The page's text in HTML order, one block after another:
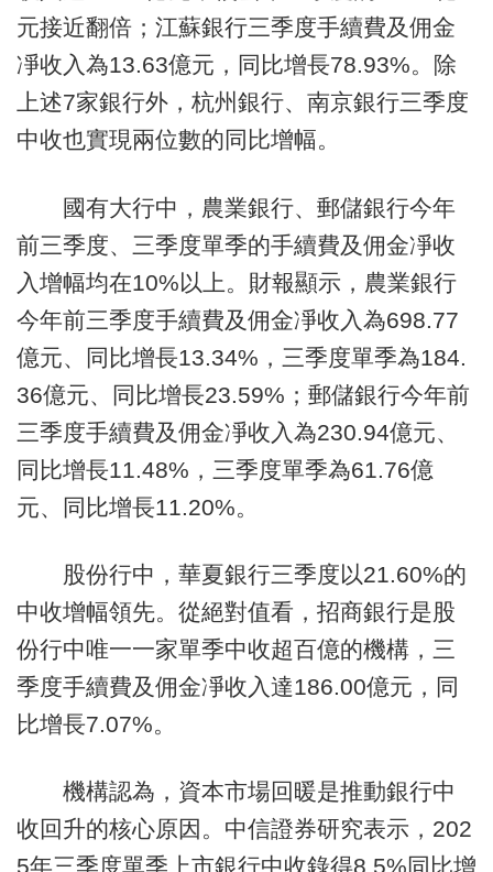
元接近翻倍；江蘇銀行三季度手續費及佣金
凈收入為13.63億元，同比增長78.93%。除
上述7家銀行外，杭州銀行、南京銀行三季度
中收也實現兩位數的同比增幅。
國有大行中，農業銀行、郵儲銀行今年
前三季度、三季度單季的手續費及佣金凈收
入增幅均在10%以上。財報顯示，農業銀行
今年前三季度手續費及佣金凈收入為698.77
億元、同比增長13.34%，三季度單季為184.
36億元、同比增長23.59%；郵儲銀行今年前
三季度手續費及佣金凈收入為230.94億元、
同比增長11.48%，三季度單季為61.76億
元、同比增長11.20%。
股份行中，華夏銀行三季度以21.60%的
中收增幅領先。從絕對值看，招商銀行是股
份行中唯一一家單季中收超百億的機構，三
季度手續費及佣金凈收入達186.00億元，同
比增長7.07%。
機構認為，資本市場回暖是推動銀行中
收回升的核心原因。中信證券研究表示，202
5年三季度單季上市銀行中收錄得8.5%同比增